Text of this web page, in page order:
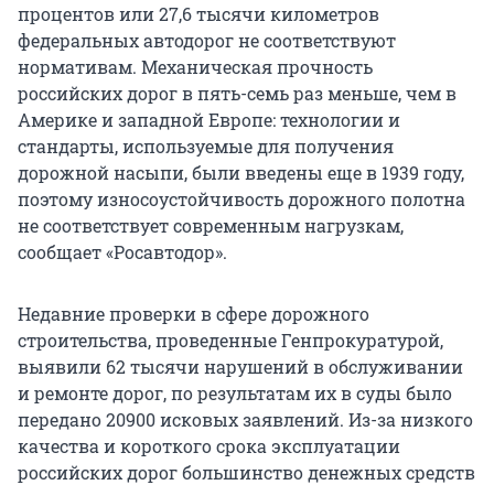
процентов или 27,6 тысячи километров
федеральных автодорог не соответствуют
нормативам. Механическая прочность
российских дорог в пять-семь раз меньше, чем в
Америке и западной Европе: технологии и
стандарты, используемые для получения
дорожной насыпи, были введены еще в 1939 году,
поэтому износоустойчивость дорожного полотна
не соответствует современным нагрузкам,
сообщает «Росавтодор».
Недавние проверки в сфере дорожного
строительства, проведенные Генпрокуратурой,
выявили 62 тысячи нарушений в обслуживании
и ремонте дорог, по результатам их в суды было
передано 20900 исковых заявлений. Из-за низкого
качества и короткого срока эксплуатации
российских дорог большинство денежных средств